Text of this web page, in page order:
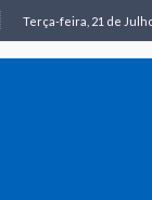
Terça-feira, 21 de